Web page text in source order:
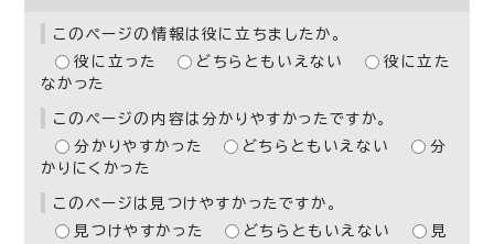
このページの情報は役に立ちましたか。
役に立った
どちらともいえない
役に立た
なかった
このページの内容は分かりやすかったですか。
分かりやすかった
どちらともいえない
分
かりにくかった
このページは見つけやすかったですか。
見つけやすかった
どちらともいえない
見